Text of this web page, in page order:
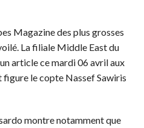
Magazine des plus grosses
La filiale Middle East du
article ce mardi 06 avril aux
figure le copte Nassef Sawiris
montre notamment que